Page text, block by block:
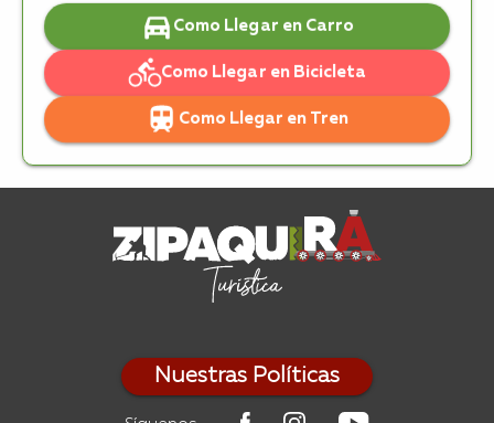
Como Llegar en Carro
Como Llegar en Bicicleta
Como Llegar en Tren
Nuestras Políticas